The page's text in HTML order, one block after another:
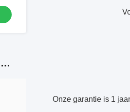
NEEM CONTACT MET ONS OP
Onze garantie is 1